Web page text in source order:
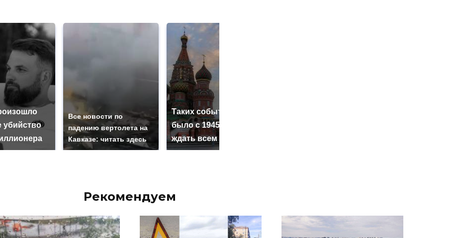
убийство
Все новости по
падению вертолета на
Кавказе: читать здесь
Таких событий не
было с 1945: чего
ждать всем нам?
Рекомендуем